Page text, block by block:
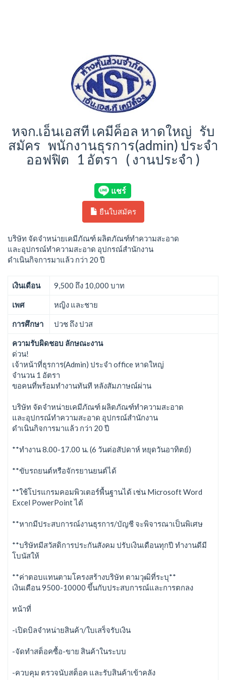
หจก.เอ็นเอสที เคมีค็อล หาดใหญ่ รับ
สมัคร พนักงานธุรการ(admin) ประจำ
ออฟฟิต 1 อัตรา ( งานประจำ )
ยืนใบสมัคร
บริษัท จัดจำหน่ายเคมีภัณฑ์ ผลิตภัณฑ์ทำความสะอาด
และอุปกรณ์ทำความสะอาด อุปกรณ์สำนักงาน
ดำเนินกิจการมาแล้ว กว่า 20 ปี
เงินเดือน 9,500 ถึง 10,000 บาท
เพศ หญิง และชาย
การศึกษา ปวช ถึง ปวส
ความรับผิดชอบ ลักษณะงาน
ด่วน!
เจ้าหน้าที่ธุรการ(Admin) ประจำ office หาดใหญ่
จำนวน 1 อัตรา
ขอคนที่พร้อมทำงานทันที หลังสัมภาษณ์ผ่าน
บริษัท จัดจำหน่ายเคมีภัณฑ์ ผลิตภัณฑ์ทำความสะอาด
และอุปกรณ์ทำความสะอาด อุปกรณ์สำนักงาน
ดำเนินกิจการมาแล้ว กว่า 20 ปี
**ทำงาน 8.00-17.00 น. (6 วันต่อสัปดาห์ หยุดวันอาทิตย์)
**ขับรถยนต์หรือจักรยานยนต์ได้
**ใช้โปรแกรมคอมพิวเตอร์พื้นฐานได้ เช่น Microsoft Word
Excel PowerPoint ได้
**หากมีประสบการณ์งานธุรการ/บัญชี จะพิจารณาเป็นพิเศษ
**บริษัทมีสวัสดิการประกันสังคม ปรับเงินเดือนทุกปี ทำงานดีมี
โบนัสให้
**ค่าตอบแทนตามโครงสร้างบริษัท ตามวุฒิที่ระบุ**
เงินเดือน 9500-10000 ขึ้นกับประสบการณ์และการตกลง
หน้าที่
-เปิดบิลจำหน่ายสินค้า/ใบเสร็จรับเงิน
-จัดทำสต็อคซื้อ-ขาย สินค้าในระบบ
-ควบคุม ตรวจนับสต็อค และรับสินค้าเข้าคลัง